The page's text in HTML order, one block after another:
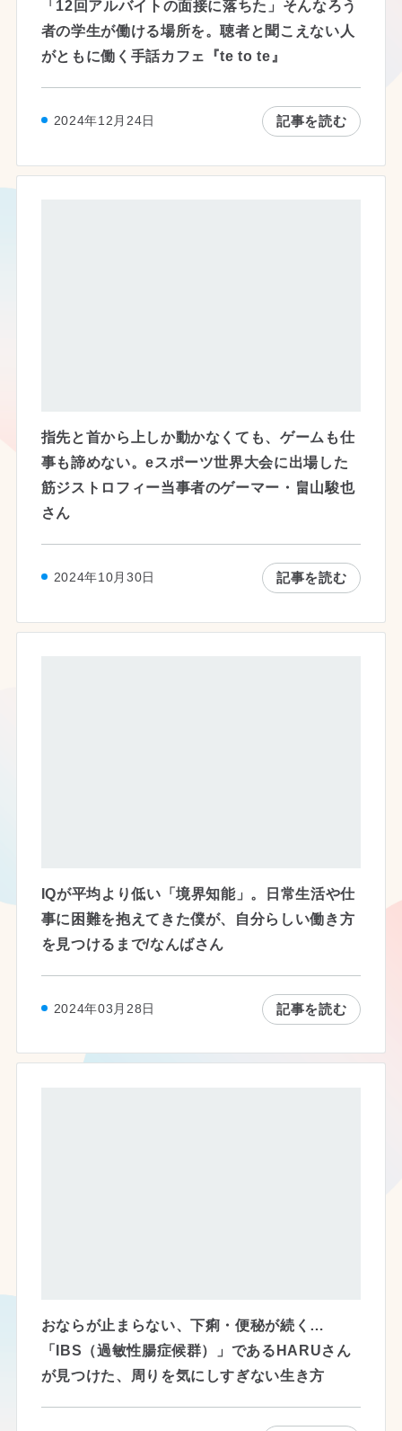
「12回アルバイトの面接に落ちた」そんなろう
者の学生が働ける場所を。聴者と聞こえない人
がともに働く手話カフェ『te to te』
2024年12月24日 記事を読む
指先と首から上しか動かなくても、ゲームも仕
事も諦めない。eスポーツ世界大会に出場した
筋ジストロフィー当事者のゲーマー・畠山駿也
さん
2024年10月30日 記事を読む
IQが平均より低い「境界知能」。日常生活や仕
事に困難を抱えてきた僕が、自分らしい働き方
を見つけるまで/なんばさん
2024年03月28日 記事を読む
おならが止まらない、下痢・便秘が続く…
「IBS（過敏性腸症候群）」であるHARUさん
が見つけた、周りを気にしすぎない生き方